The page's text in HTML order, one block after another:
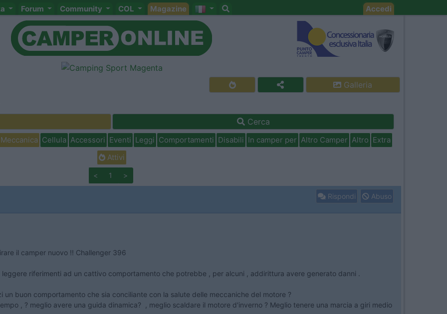
Forum Community COL Magazine Accedi
Galleria
Cerca
Meccanica Cellula Accessori Eventi Leggi Comportamenti Disabili In camper per Altro Camper Altro Extra
Attivi
< 1 >
Rispondi Abuso
il camper nuovo !! Challenger 396
riferimenti ad un cattivo comportamento che potrebbe , per alcuni , addirittura avere generato danni .
buon comportamento che sia conciliante con la salute delle meccaniche del motore ?
, ? meglio avere una guida dinamica? , meglio scaldare il motore d'inverno ? Meglio tenere una marcia a giri medio